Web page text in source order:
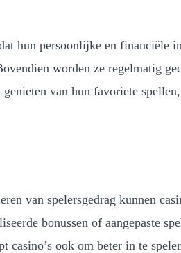
hun persoonlijke en financiële
worden ze regelmatig
van hun favoriete
van spelersgedrag kunnen
bonussen of aangepaste
ook om beter in te